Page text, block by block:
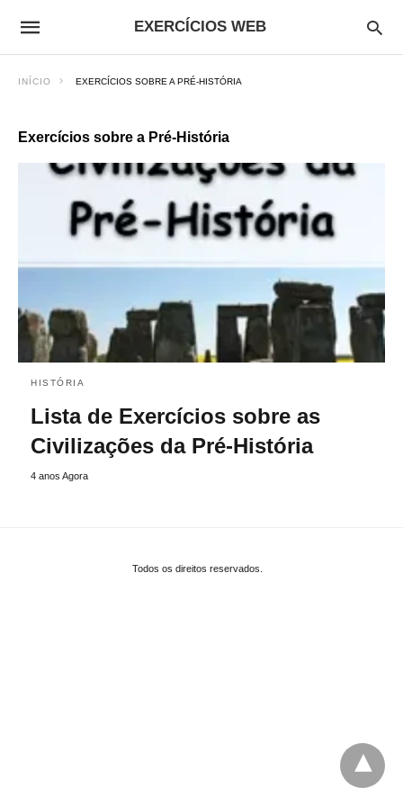
EXERCÍCIOS WEB
INÍCIO EXERCÍCIOS SOBRE A PRÉ-HISTÓRIA
Exercícios sobre a Pré-História
HISTÓRIA
Lista de Exercícios sobre as
Civilizações da Pré-História
4 anos Agora
Todos os direitos reservados.